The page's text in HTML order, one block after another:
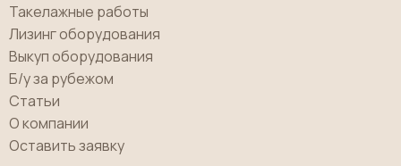
Такелажные работы
Лизинг оборудования
Выкуп оборудования
Б/у за рубежом
Статьи
О компании
Оставить заявку